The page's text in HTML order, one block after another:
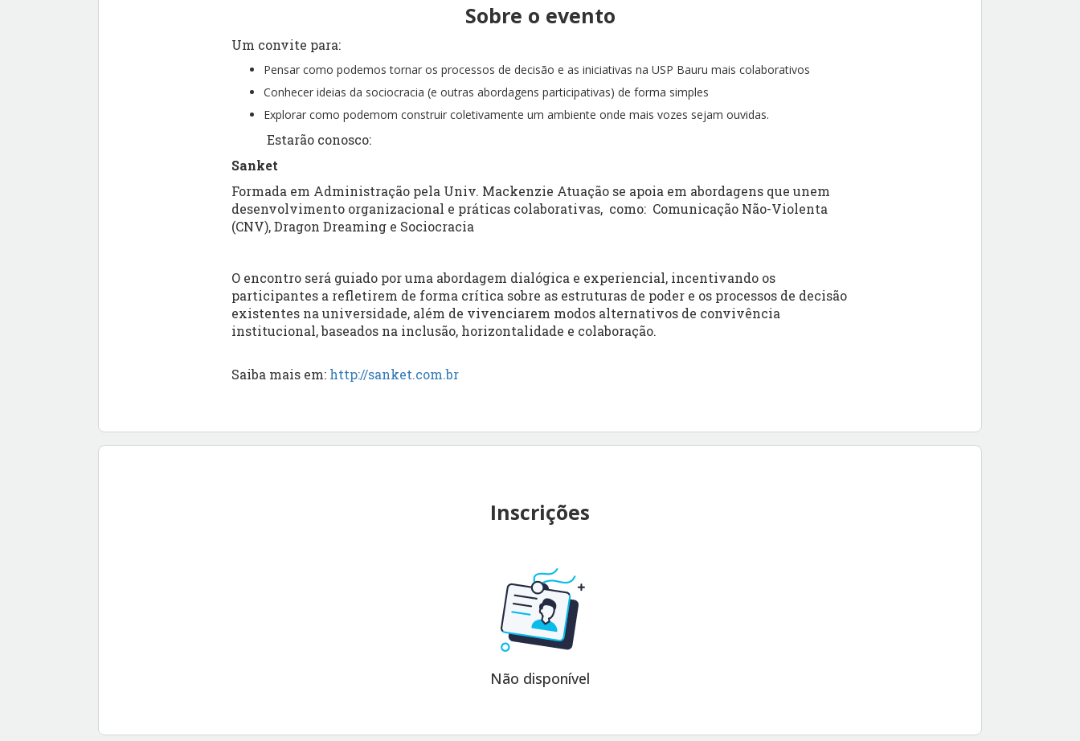
Sobre o evento
Um convite para:
Pensar como podemos tornar os processos de decisão e as iniciativas na USP Bauru mais colaborativos
Conhecer ideias da sociocracia (e outras abordagens participativas) de forma simples
Explorar como podemom construir coletivamente um ambiente onde mais vozes sejam ouvidas.
Estarão conosco:
Sanket
Formada em Administração pela Univ. Mackenzie Atuação se apoia em abordagens que unem
desenvolvimento organizacional e práticas colaborativas, como: Comunicação Não-Violenta
(CNV), Dragon Dreaming e Sociocracia
O encontro será guiado por uma abordagem dialógica e experiencial, incentivando os
participantes a refletirem de forma crítica sobre as estruturas de poder e os processos de decisão
existentes na universidade, além de vivenciarem modos alternativos de convivência
institucional, baseados na inclusão, horizontalidade e colaboração.
Saiba mais em: http://sanket.com.br
Inscrições
Não disponível